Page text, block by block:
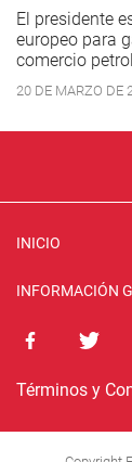
El presidente
europeo para
comercio
20 DE MARZO DE
INICIO
INFORMACIÓN
Términos y